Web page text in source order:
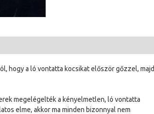
hogy a ló vontatta kocsikat először gőzzel, majd
megelégelték a kényelmetlen, ló vontatta
elme, akkor ma minden bizonnyal nem